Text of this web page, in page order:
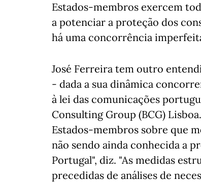
Estados-membros exercem
a potenciar a proteção dos
há uma concorrência
José Ferreira tem outro
- dada a sua dinâmica
à lei das comunicações
Consulting Group (BCG)
Estados-membros sobre que
não sendo ainda conhecida a
Portugal", diz. "As medidas
precedidas de análises de